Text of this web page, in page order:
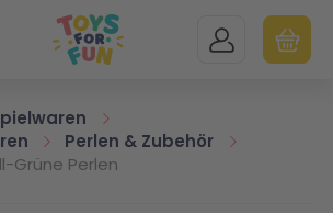
MEIN KONTO
Perlen & Zubehör
Grüne Perlen